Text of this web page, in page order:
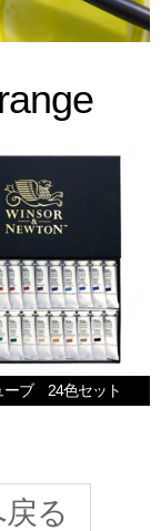
ーブ 24色セット
る